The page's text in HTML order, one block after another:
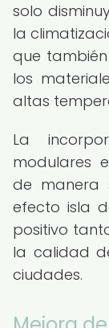
solo
la
que
los
altas
La
modulares
de manera
efecto isla
positivo
la calidad
ciudades.